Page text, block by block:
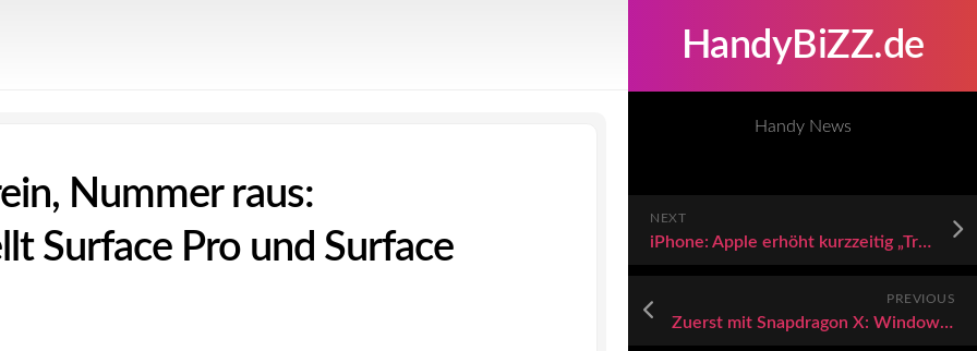
HandyBiZZ.de
Handy News
NEXT
iPhone: Apple erhöht kurzzeitig „Trade In“-Gutschrift in den USA und Kanada
PREVIOUS
Zuerst mit Snapdragon X: Windows-AI-PCs heißen „Copilot+ PCs“ und kommen im Juni
Nummer raus:
Surface Pro und Surface